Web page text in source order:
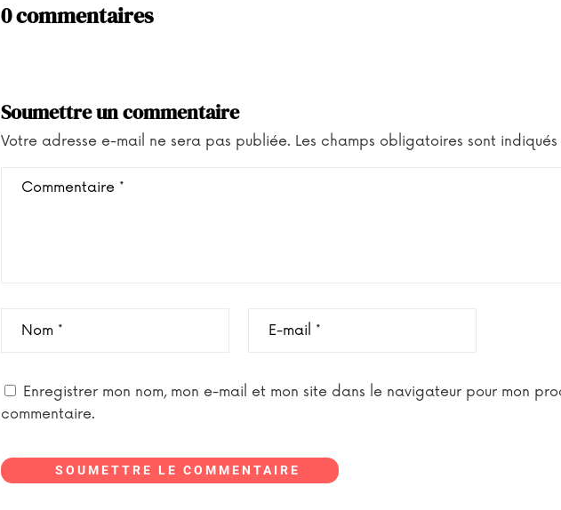
0 commentaires
Soumettre un commentaire
Votre adresse e-mail ne sera pas publiée. Les champs obligatoires sont
Enregistrer mon nom, mon e-mail et mon site dans le navigateur pour mon
commentaire.
SOUMETTRE LE COMMENTAIRE